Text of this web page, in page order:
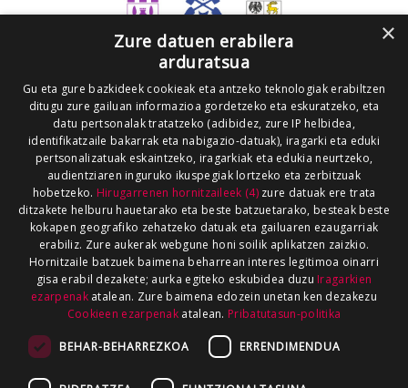
×
Zure datuen erabilera
arduratsua
Gu eta gure bazkideek cookieak eta antzeko teknologiak erabiltzen
ditugu zure gailuan informazioa gordetzeko eta eskuratzeko, eta
datu pertsonalak tratatzeko (adibidez, zure IP helbidea,
identifikatzaile bakarrak eta nabigazio-datuak), iragarki eta eduki
pertsonalizatuak eskaintzeko, iragarkiak eta edukia neurtzeko,
audientziaren inguruko ikuspegiak lortzeko eta zerbitzuak
hobetzeko. Hirugarrenen hornitzaileek (4)zure datuak ere trata
ditzakete helburu hauetarako eta beste batzuetarako, besteak beste
kokapen geografiko zehatzeko datuak eta gailuaren ezaugarriak
erabiliz. Zure aukerak webgune honi soilik aplikatzen zaizkio.
Hornitzaile batzuek baimena beharrean interes legitimoa oinarri
gisa erabil dezakete; aurka egiteko eskubidea duzu Iragarkien
ezarpenakatalean. Zure baimena edozein unetan ken dezakezu
Cookieen ezarpenak atalean. Pribatutasun-politika
BEHAR-BEHARREZKOA ERRENDIMENDUA